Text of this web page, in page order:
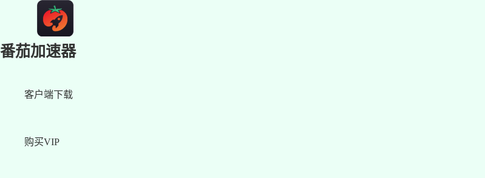
番茄加速器
客户端下载
购买VIP